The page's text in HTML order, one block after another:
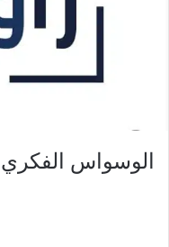
ك
ن
الوسواس